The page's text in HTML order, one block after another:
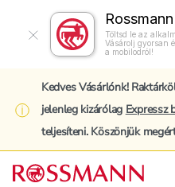
Rossmann
Töltsd le az
Vásárolj gyorsan
a mobilodról!
Kedves Vásárlónk!
jelenleg kizárólag Expressz
teljesíteni. Köszönjük
Keresés